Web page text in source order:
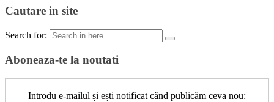
Cautare in site
Search for:
Aboneaza-te la noutati
Introdu e-mailul și ești notificat când publicăm ceva nou: